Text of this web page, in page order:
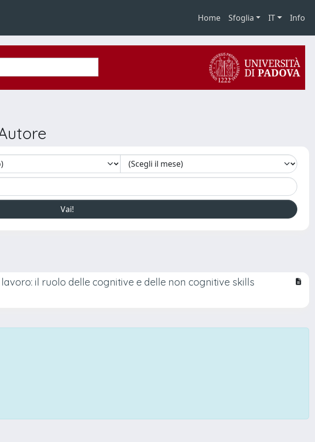
Home Sfoglia IT Info
il ruolo delle cognitive e delle non cognitive skills